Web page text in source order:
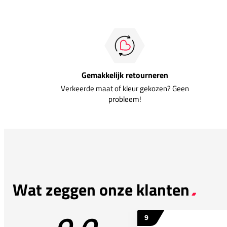
Gemakkelijk retourneren
Verkeerde maat of kleur gekozen? Geen
probleem!
Wat zeggen onze klanten
9